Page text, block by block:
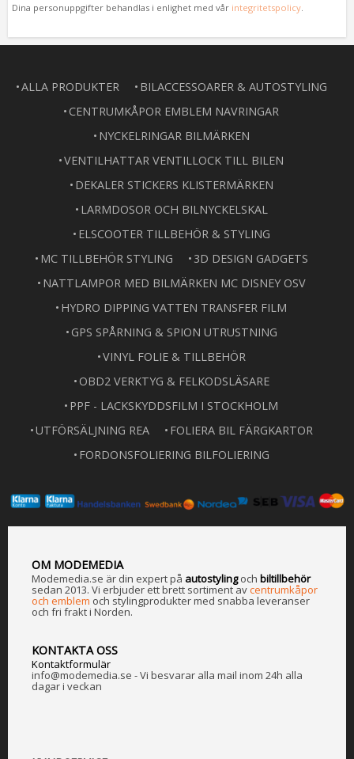
Dina personuppgifter behandlas i enlighet med vår integritetspolicy
ALLA PRODUKTER
BILACCESSOARER & AUTOSTYLING
CENTRUMKÅPOR EMBLEM NAVRINGAR
NYCKELRINGAR BILMÄRKEN
VENTILHATTAR VENTILLOCK TILL BILEN
DEKALER STICKERS KLISTERMÄRKEN
LARMDOSOR OCH BILNYCKELSKAL
ELSCOOTER TILLBEHÖR & STYLING
MC TILLBEHÖR STYLING
3D DESIGN GADGETS
NATTLAMPOR MED BILMÄRKEN MC DISNEY OSV
HYDRO DIPPING VATTEN TRANSFER FILM
GPS SPÅRNING & SPION UTRUSTNING
VINYL FOLIE & TILLBEHÖR
OBD2 VERKTYG & FELKODSLÄSARE
PPF - LACKSKYDDSFILM I STOCKHOLM
UTFÖRSÄLJNING REA
FOLIERA BIL FÄRGKARTOR
FORDONSFOLIERING BILFOLIERING
OM MODEMEDIA
Modemedia.se är din expert på autostylingoch biltillbehör
sedan 2013. Vi erbjuder ett brett sortiment avcentrumkåpor
och emblem och stylingprodukter med snabba leveranser
och fri frakt i Norden.
KONTAKTA OSS
Kontaktformulär
info@modemedia.se - Vi besvarar alla mail inom 24h alla
dagar i veckan